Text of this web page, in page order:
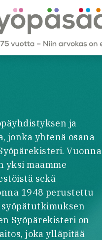
ja
jonka yhtenä osana
Vuonna
yksi maamme
sekä
1948 perustettu
Syöpärekisteri on
joka ylläpitää